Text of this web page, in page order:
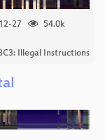
27
54.0k
Illegal Instructions